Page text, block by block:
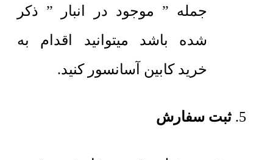
جمله ” موجود در انبار ” ذکر
شده باشد میتوانید اقدام به
خرید کابین آسانسور کنید.
ثبت سفارش